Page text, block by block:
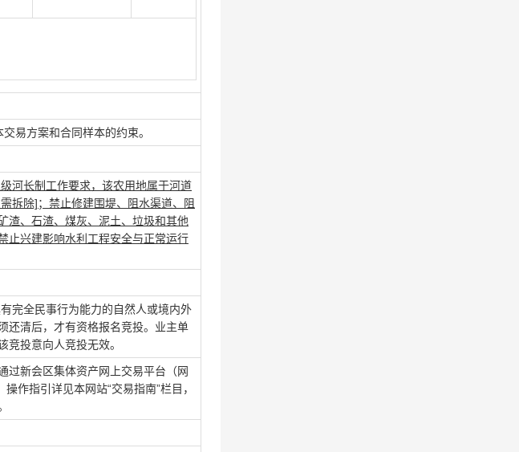
易方案和合同样本的约束。
河长制工作要求，该农用地属于河道
拆除]；禁止修建围堤、阻水渠道、阻
渣、石渣、煤灰、泥土、垃圾和其他
止兴建影响水利工程安全与正常运行
完全民事行为能力的自然人或境内外
还清后，才有资格报名竞投。业主单
竞投意向人竞投无效。
过新会区集体资产网上交易平台（网
作指引详见本网站“交易指南”栏目，